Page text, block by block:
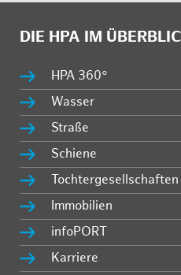
DIE HPA IM
HPA 360°
Wasser
Straße
Schiene
Tochtergesellschaften
Immobilien
infoPORT
Karriere